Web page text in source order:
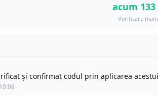
acum 133
Verificare
și confirmat codul prin aplicarea